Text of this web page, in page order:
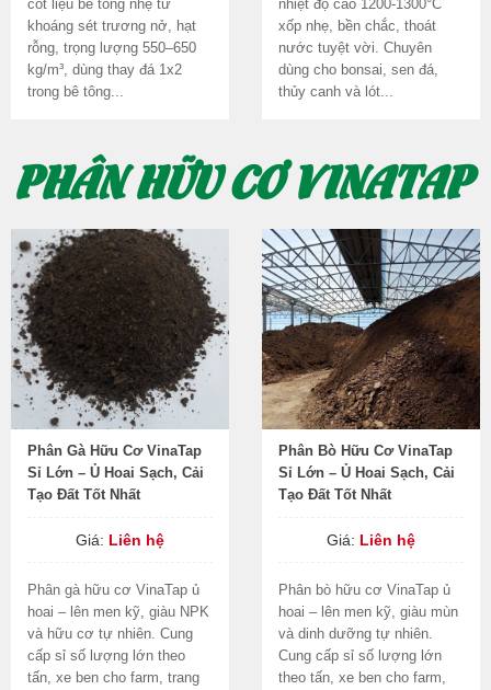
cốt liệu bê tông nhẹ từ
khoáng sét trương nở, hạt
rỗng, trọng lượng 550–650
kg/m³, dùng thay đá 1x2
trong bê tông...
nhiệt độ cao 1200-1300°C
xốp nhẹ, bền chắc, thoát
nước tuyệt vời. Chuyên
dùng cho bonsai, sen đá,
thủy canh và lót...
PHÂN HỮU CƠ VINATAP
Phân Gà Hữu Cơ VinaTap
Sỉ Lớn – Ủ Hoai Sạch, Cải
Tạo Đất Tốt Nhất
Giá: Liên hệ
Phân gà hữu cơ VinaTap ủ
hoai – lên men kỹ, giàu NPK
và hữu cơ tự nhiên. Cung
cấp sỉ số lượng lớn theo
tấn, xe ben cho farm, trang
Phân Bò Hữu Cơ VinaTap
Sỉ Lớn – Ủ Hoai Sạch, Cải
Tạo Đất Tốt Nhất
Giá: Liên hệ
Phân bò hữu cơ VinaTap ủ
hoai – lên men kỹ, giàu mùn
và dinh dưỡng tự nhiên.
Cung cấp sỉ số lượng lớn
theo tấn, xe ben cho farm,